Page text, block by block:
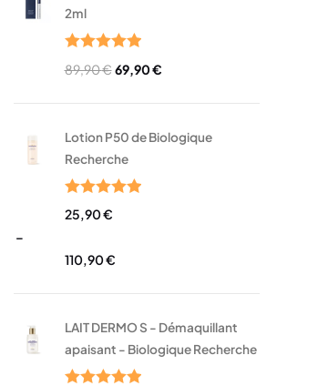
2ml
Note5.00
89,90€69,90€
Lotion P50 de Biologique
Recherche
Note5.00
25,90€
–
110,90€
LAIT DERMO S - Démaquillant
apaisant - Biologique Recherche